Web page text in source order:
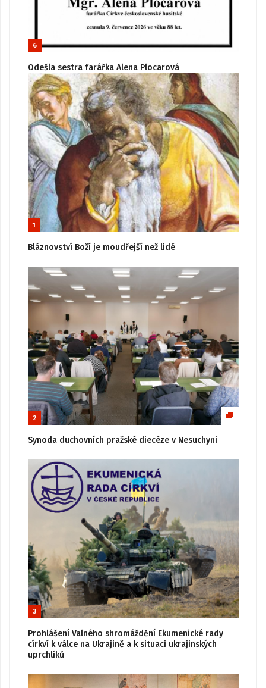
6
Odešla sestra farářka Alena Plocarová
1
Bláznovství Boží je moudřejší než lidé
2
Synoda duchovních pražské diecéze v Nesuchyni
3
Prohlášení Valného shromáždění Ekumenické rady
církví k válce na Ukrajině a k situaci ukrajinských
uprchlíků